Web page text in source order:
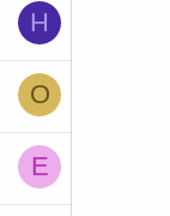
H
O
E